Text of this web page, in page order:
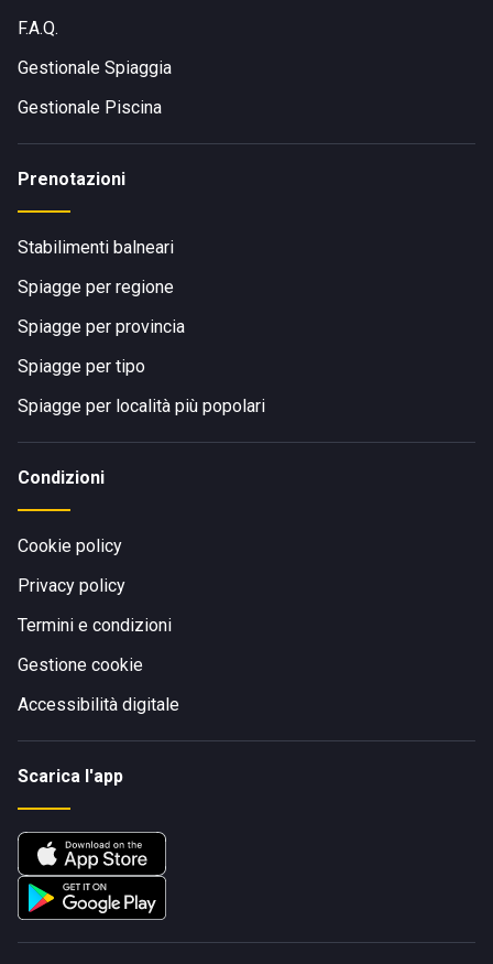
F.A.Q.
Gestionale Spiaggia
Gestionale Piscina
Prenotazioni
Stabilimenti balneari
Spiagge per regione
Spiagge per provincia
Spiagge per tipo
Spiagge per località più popolari
Condizioni
Cookie policy
Privacy policy
Termini e condizioni
Gestione cookie
Accessibilità digitale
Scarica l'app